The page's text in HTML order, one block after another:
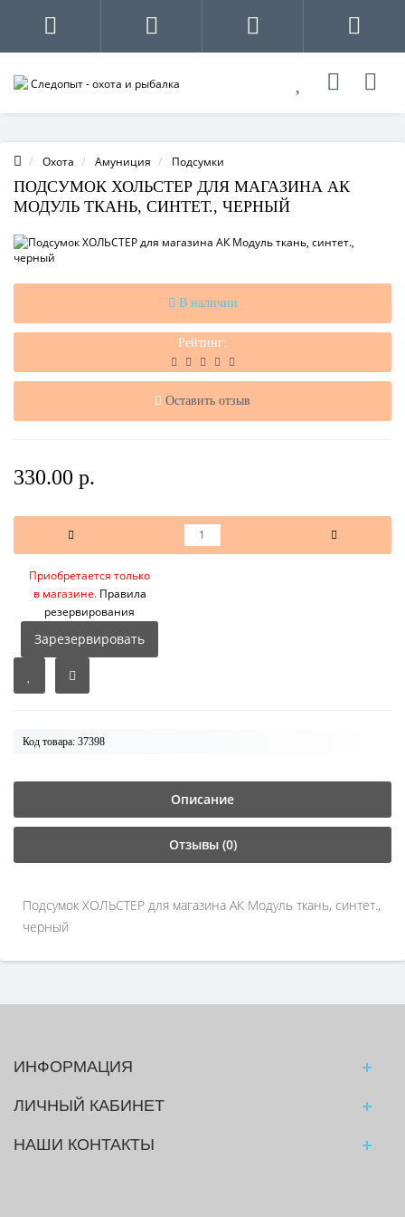
Охота Амуниция Подсумки
ПОДСУМОК ХОЛЬСТЕР ДЛЯ МАГАЗИНА АК
МОДУЛЬ ТКАНЬ, СИНТЕТ., ЧЕРНЫЙ
В наличии
Рейтинг:
Оставить отзыв
330.00 р.
Приобретается только
в магазине.Правила
резервирования
Зарезервировать
Код товара: 37398
Описание
Отзывы (0)
Подсумок ХОЛЬСТЕР для магазина АК Модуль ткань, синтет.,
черный
ИНФОРМАЦИЯ
ЛИЧНЫЙ КАБИНЕТ
НАШИ КОНТАКТЫ